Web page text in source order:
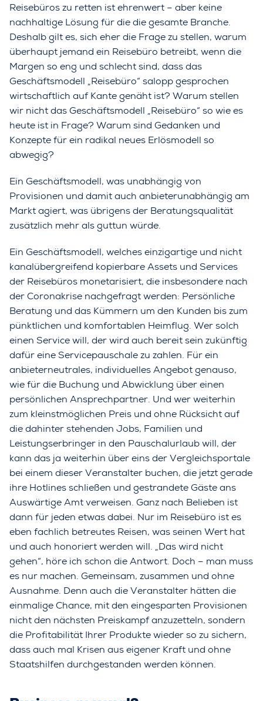
Reisebüros zu retten ist ehrenwert – aber keine
nachhaltige Lösung für die die gesamte Branche.
Deshalb gilt es, sich eher die Frage zu stellen, warum
überhaupt jemand ein Reisebüro betreibt, wenn die
Margen so eng und schlecht sind, dass das
Geschäftsmodell „Reisebüro“ salopp gesprochen
wirtschaftlich auf Kante genäht ist? Warum stellen
wir nicht das Geschäftsmodell „Reisebüro“ so wie es
heute ist in Frage? Warum sind Gedanken und
Konzepte für ein radikal neues Erlösmodell so
abwegig?
Ein Geschäftsmodell, was unabhängig von
Provisionen und damit auch anbieterunabhängig am
Markt agiert, was übrigens der Beratungsqualität
zusätzlich mehr als guttun würde.
Ein Geschäftsmodell, welches einzigartige und nicht
kanalübergreifend kopierbare Assets und Services
der Reisebüros monetarisiert, die insbesondere nach
der Coronakrise nachgefragt werden: Persönliche
Beratung und das Kümmern um den Kunden bis zum
pünktlichen und komfortablen Heimflug. Wer solch
einen Service will, der wird auch bereit sein zukünftig
dafür eine Servicepauschale zu zahlen. Für ein
anbieterneutrales, individuelles Angebot genauso,
wie für die Buchung und Abwicklung über einen
persönlichen Ansprechpartner. Und wer weiterhin
zum kleinstmöglichen Preis und ohne Rücksicht auf
die dahinter stehenden Jobs, Familien und
Leistungserbringer in den Pauschalurlaub will, der
kann das ja weiterhin über eins der Vergleichsportale
bei einem dieser Veranstalter buchen, die jetzt gerade
ihre Hotlines schließen und gestrandete Gäste ans
Auswärtige Amt verweisen. Ganz nach Belieben ist
dann für jeden etwas dabei. Nur im Reisebüro ist es
eben fachlich betreutes Reisen, was seinen Wert hat
und auch honoriert werden will. „Das wird nicht
gehen“, höre ich schon die Antwort. Doch – man muss
es nur machen. Gemeinsam, zusammen und ohne
Ausnahme. Denn auch die Veranstalter hätten die
einmalige Chance, mit den eingesparten Provisionen
nicht den nächsten Preiskampf anzuzetteln, sondern
die Profitabilität Ihrer Produkte wieder so zu sichern,
dass auch mal Krisen aus eigener Kraft und ohne
Staatshilfen durchgestanden werden können.